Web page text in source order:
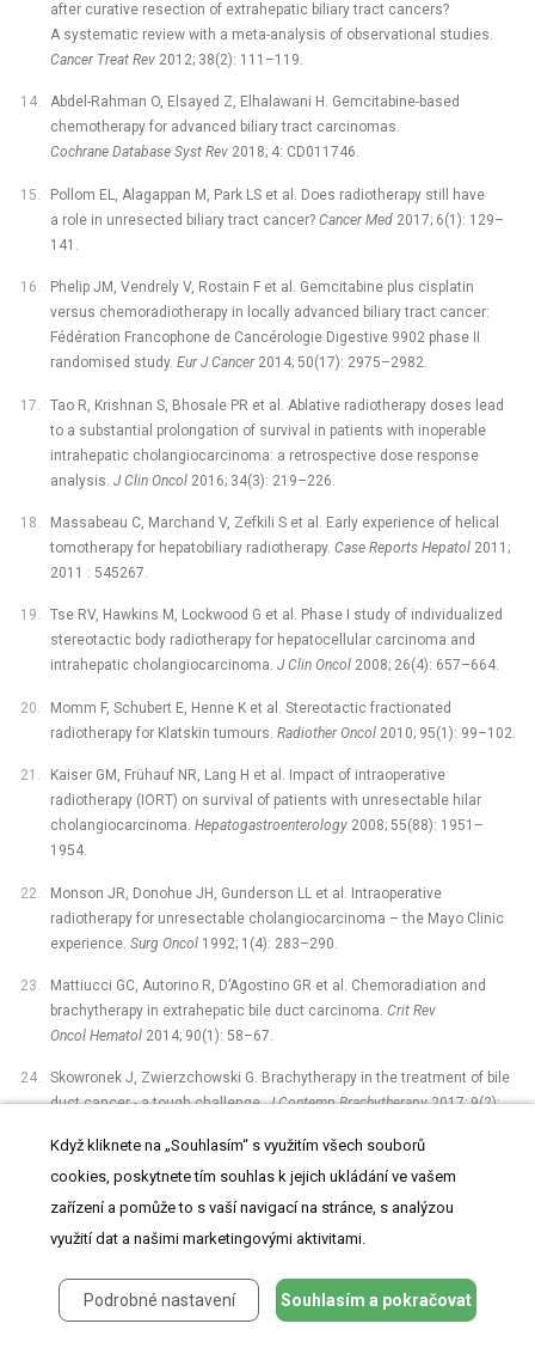
after curative resection of extrahepatic biliary tract cancers?
A systematic review with a meta-analysis of observational studies.
CancerTreat Rev 2012; 38(2): 111–119.
Abdel-Rahman O, Elsayed Z, Elhalawani H. Gemcitabine-based
chemotherapy for advanced biliary tract carcinomas.
Cochrane Database Syst Rev2018; 4: CD011746.
Pollom EL, Alagappan M, Park LS et al. Does radiotherapy still have
a role in unresected biliary tract cancer? Cancer Med2017; 6(1): 129–
141.
Phelip JM, Vendrely V, Rostain F et al. Gemcitabine plus cisplatin
versus chemoradiotherapy in locally advanced biliary tract cancer:
Fédération Francophone de Cancérologie Digestive 9902 phase II
randomised study. Eur J Cancer2014; 50(17): 2975–2982.
Tao R, Krishnan S, Bhosale PR et al. Ablative radiotherapy doses lead
to a substantial prolongation of survival in patients with inoperable
intrahepatic cholangiocarcinoma: a retrospective dose response
analysis. J Clin Oncol2016; 34(3): 219–226.
Massabeau C, Marchand V, Zefkili S et al. Early experience of helical
tomotherapy for hepatobiliary radiotherapy. Case Reports Hepatol2011;
2011 : 545267.
Tse RV, Hawkins M, Lockwood G et al. Phase I study of individualized
stereotactic body radiotherapy for hepatocellular carcinoma and
intrahepatic cholangiocarcinoma. J Clin Oncol2008; 26(4): 657–664.
Momm F, Schubert E, Henne K et al. Stereotactic fractionated
radiotherapy for Klatskin tumours. Radiother Oncol 2010; 95(1): 99–102.
Kaiser GM, Frühauf NR, Lang H et al. Impact of intraoperative
radiotherapy (IORT) on survival of patients with unresectable hilar
cholangiocarcinoma. Hepatogastroenterology2008; 55(88): 1951–
1954.
Monson JR, Donohue JH, Gunderson LL et al
. Intraoperative
radiotherapy for unresectable cholangiocarcinoma –⁠ the Mayo Clinic
experience. Surg Oncol 1992; 1(4): 283–290.
Mattiucci GC, Autorino R, D’Agostino GR et al. Chemoradiation and
brachytherapy in extrahepatic bile duct carcinoma. Crit Rev
Oncol Hematol 2014; 90(1): 58–67.
Skowronek J, Zwierzchowski G. Brachytherapy in the treatment of bile
duct cancer -⁠ a tough challenge.J Contemp Brachytherapy2017; 9(2):
Xu X, Li J, Wu J et al. A systematic review and meta-analysis of
malignant obstructive jaundice.
Cardiovasc Intervent Radiol
206–217.
Shinohara ET, Guo M, Mitra N, Metz JM. Brachytherapy in the treatment
of cholangiocarcinoma.
Int J Radiat Oncol Biol Phys
2010; 78(3): 722–
Když kliknete na „Souhlasím“ s využitím všech souborů
cookies, poskytnete tím souhlas k jejich ukládání ve vašem
zařízení a pomůže to s vaší navigací na stránce, s analýzou
využití dat a našimi marketingovými aktivitami.
Podrobné nastavení Souhlasím a pokračovat